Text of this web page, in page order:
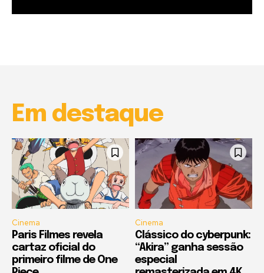
Em destaque
Cinema
Paris Filmes revela
cartaz oficial do
primeiro filme de One
Cinema
Clássico do cyberpunk:
“Akira” ganha sessão
especial